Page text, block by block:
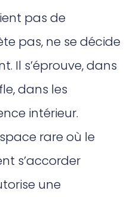
pas de
pas, ne se décide
Il s’éprouve, dans
dans les
intérieur.
rare où le
s’accorder
une